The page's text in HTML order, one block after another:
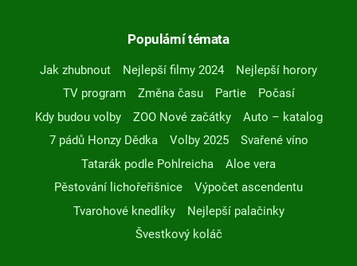
Populární témata
Jak zhubnout Nejlepší filmy 2024
Nejlepší horory
TV program
Změna času Partie
Počasí
Kdy budou volby
ZOO Nové začátky
Auto – katalog
7 pádů Honzy Dědka
Volby 2025
Svařené víno
Tatarák podle Pohlreicha
Aloe vera
Pěstování lichořeřišnice
Výpočet ascendentu
Tvarohové knedlíky
Nejlepší palačinky
Švestkový koláč